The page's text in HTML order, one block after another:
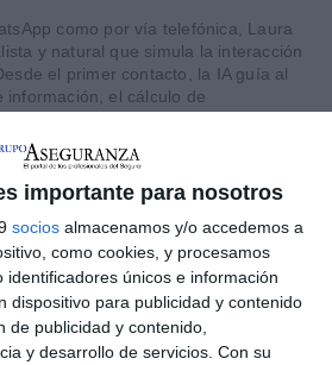
importante para nosotros
socios almacenamos y/o accedemos a
como cookies, y procesamos
identificadores únicos e información
dispositivo para publicidad y contenido
de publicidad y contenido,
y desarrollo de servicios. Con su
como por vía telefónica, Laura
y natural que simula la interacción
el primer contacto, la IA guía al
información, el cálculo de
realizar una llamada de
el interés del usuario.
infinitos y las llamadas eternas con
Eduardo Pena Varela, CEO de
el objetivo de esta innovación es
moderna, transparente y
en el cliente".